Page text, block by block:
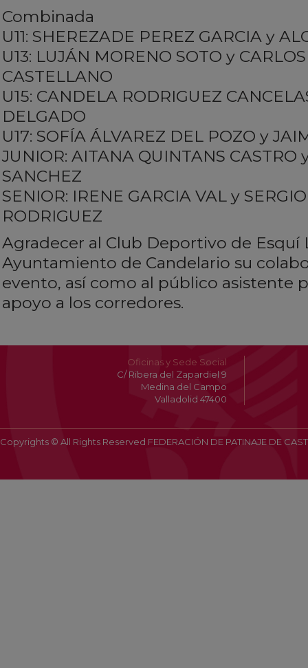
Combinada
U11: SHEREZADE PEREZ GARCIA y
U13: LUJÁN MORENO SOTO y
CASTELLANO
U15: CANDELA RODRIGUEZ
DELGADO
U17: SOFÍA ÁLVAREZ DEL POZO y
JUNIOR: AITANA QUINTANS CASTRO
SANCHEZ
SENIOR: IRENE GARCIA VAL y
RODRIGUEZ
Agradecer al Club Deportivo de Esquí
Ayuntamiento de Candelario su
evento, así como al público asistente
apoyo a los corredores.
Oficinas y Sede Social
C/ Ribera del Zapardiel 9
Medina del Campo
Valladolid 47400
Copyrights © All Rights Reserved FEDERACIÓN DE PATINAJE DE